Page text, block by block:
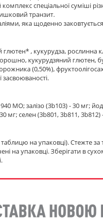
спеціальної суміші
транзит.
яка щоденно
, кукурудза, рослинна
кукурудзяний глютен,
(0,50%),
засвоюваності.
940 MO; залiзо (3b103) - 30 мг;
мг; селен (3b801, 3b811,
на упаковці). Стежте
на упаковці. Зберігати в